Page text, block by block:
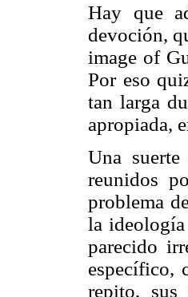
Hay que
devoción,
image of
Por eso
tan larga
apropiada,
Una
reunidos
problema
la
parecido
específico,
repito, sus